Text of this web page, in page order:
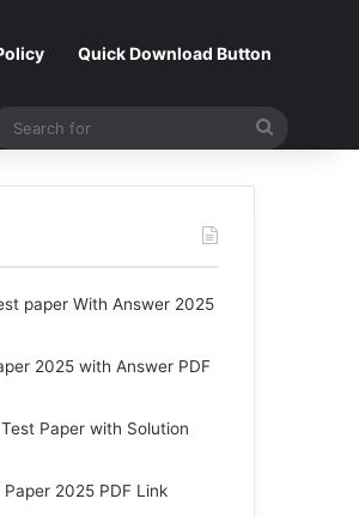
Quick Download Button
paper With Answer 2025
2025 with Answer PDF
Paper with Solution
2025 PDF Link